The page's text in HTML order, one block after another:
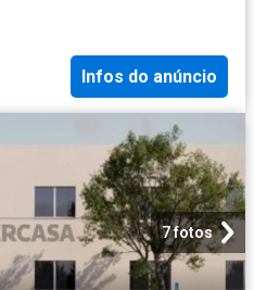
Infos do anúncio
7 fotos